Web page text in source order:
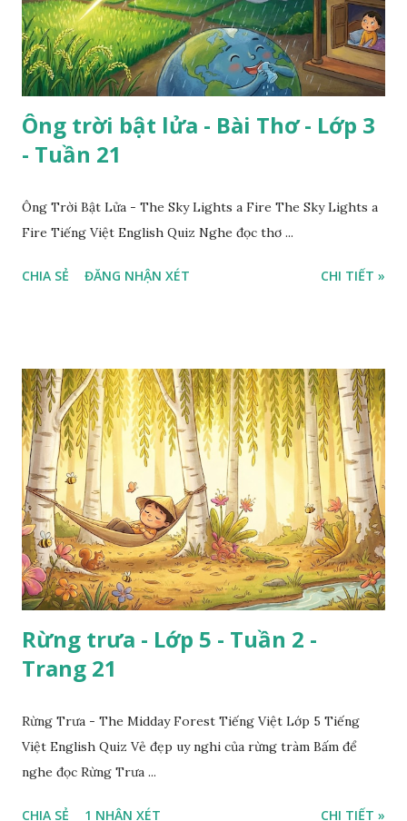
Ông trời bật lửa - Bài Thơ - Lớp 3
- Tuần 21
Ông Trời Bật Lửa - The Sky Lights a Fire The Sky Lights a
Fire Tiếng Việt English Quiz Nghe đọc thơ ...
CHIA SẺ ĐĂNG NHẬN XÉT CHI TIẾT »
Rừng trưa - Lớp 5 - Tuần 2 -
Trang 21
Rừng Trưa - The Midday Forest Tiếng Việt Lớp 5 Tiếng
Việt English Quiz Vẻ đẹp uy nghi của rừng tràm Bấm để
nghe đọc Rừng Trưa ...
CHIA SẺ 1 NHẬN XÉT CHI TIẾT »